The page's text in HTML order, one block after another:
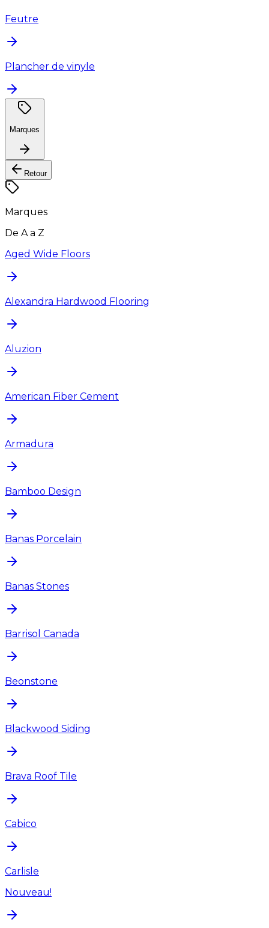
Feutre
Plancher de vinyle
Marques
Retour
Marques
De A a Z
Aged Wide Floors
Alexandra Hardwood Flooring
Aluzion
American Fiber Cement
Armadura
Bamboo Design
Banas Porcelain
Banas Stones
Barrisol Canada
Beonstone
Blackwood Siding
Brava Roof Tile
Cabico
Carlisle
Nouveau!